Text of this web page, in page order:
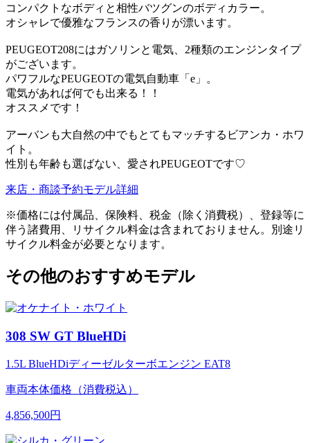
コンパクトなボディと相性バツグンのボディカラー。
オシャレで優雅なフランスの香りが漂います。
PEUGEOT208にはガソリンと電気、2種類のエンジンタイプ
がございます。
パワフルなPEUGEOTの電気自動車「e」。
電気があれば何でも出来る！！
オススメです！
アーバンも大自然の中でもとてもマッチするビアンカ・ホワ
イト。
性別も年齢も選ばない、愛されPEUGEOTです♡
来店・商談予約モデル詳細
※価格には付属品、保険料、税金（除く消費税）、登録等に
伴う諸費用、リサイクル料金は含まれておりません。別途リ
サイクル料金が必要となります。
その他のおすすめモデル
308 SW GT BlueHDi
1.5L BlueHDiディーゼルターボエンジン EAT8
車両本体価格（消費税込）
4,856,500円